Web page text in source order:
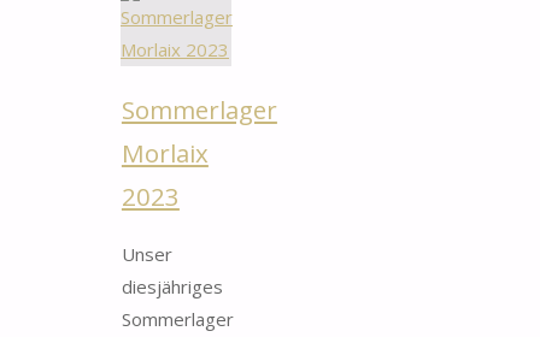
2024"
Sommerlager
Morlaix
2023
Unser
diesjähriges
Sommerlager